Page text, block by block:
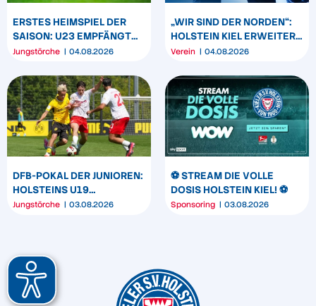
ERSTES HEIMSPIEL DER
SAISON: U23 EMPFÄNGT
HEIDER SV
Jungstörche 04.08.2026
„WIR SIND DER NORDEN“:
HOLSTEIN KIEL ERWEITERT
SEIN MARKENBILD
Verein 04.08.2026
DFB-POKAL DER JUNIOREN:
HOLSTEINS U19
TRIUMPHIERT IN
Jungstörche 03.08.2026
⚽️ STREAM DIE VOLLE
DOSIS HOLSTEIN KIEL! ⚽️
Sponsoring 03.08.2026